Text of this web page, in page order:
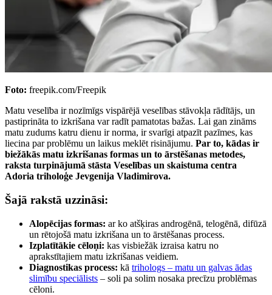
Foto: freepik.com/Freepik
Matu veselība ir nozīmīgs vispārējā veselības stāvokļa rādītājs, un
pastiprināta to izkrišana var radīt pamatotas bažas. Lai gan zināms
matu zudums katru dienu ir norma, ir svarīgi atpazīt pazīmes, kas
liecina par problēmu un laikus meklēt risinājumu. Par to, kādas ir
biežākās matu izkrišanas formas un to ārstēšanas metodes,
raksta turpinājumā stāsta Veselības un skaistuma centra
Adoria triholoģe Jevgenija Vladimirova.
Šajā rakstā uzzināsi:
Alopēcijas formas: ar ko atšķiras androgēnā, telogēnā, difūzā
un rētojošā matu izkrišana un to ārstēšanas process.
Izplatītākie cēloņi: kas visbiežāk izraisa katru no
aprakstītajiem matu izkrišanas veidiem.
Diagnostikas process: kā trihologs – matu un galvas ādas
slimību speciālists – soli pa solim nosaka precīzu problēmas
cēloni.